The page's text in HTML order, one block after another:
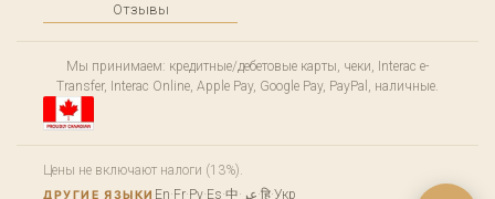
Отзывы
Мы принимаем: кредитные/дебетовые карты, чеки, Interac e-
Transfer, Interac Online, Apple Pay, Google Pay, PayPal, наличные.
Цены не включают налоги (13%).
ДРУГИЕ ЯЗЫКИ En·Fr·Ру·Es·中· عر·हि·Укр